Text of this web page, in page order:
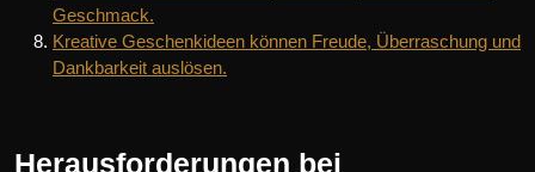
Geschmack.
Kreative Geschenkideen können Freude, Überraschung und
Dankbarkeit auslösen.
Herausforderungen bei